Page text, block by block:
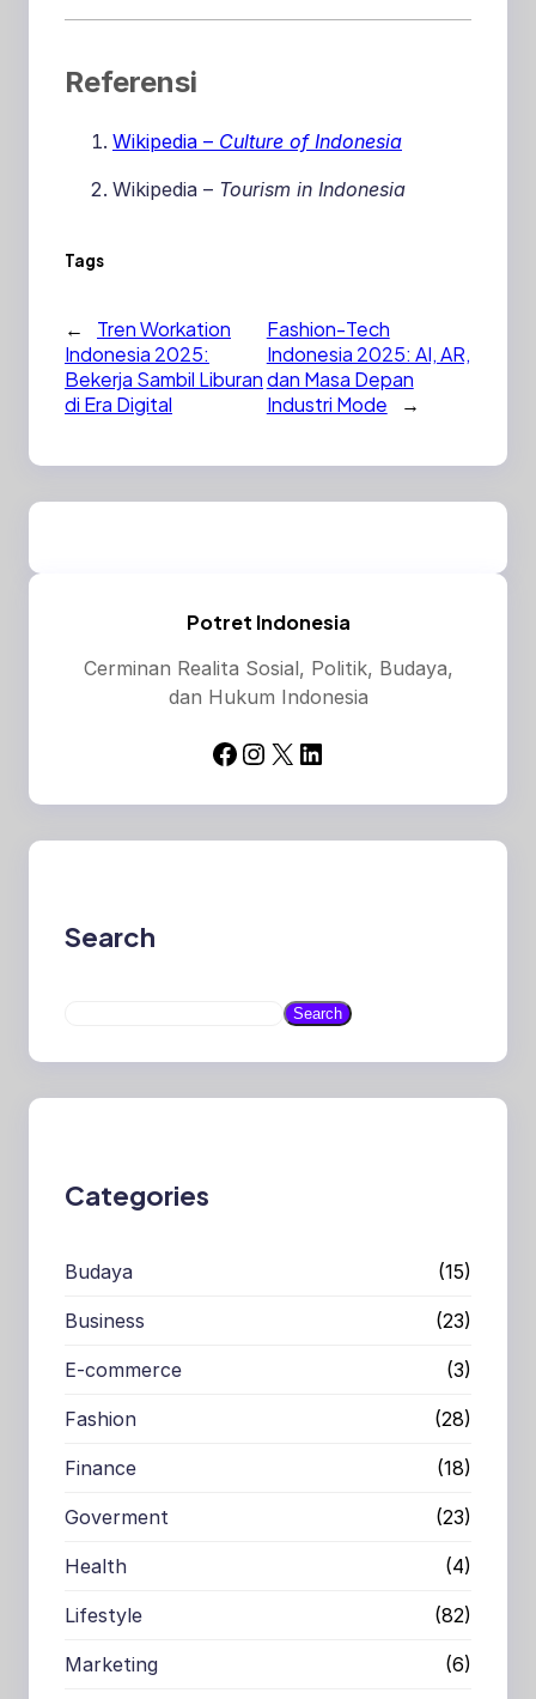
Referensi
Wikipedia – Culture of Indonesia
Wikipedia – Tourism in Indonesia
Tags
←
Tren Workation
Indonesia 2025:
Bekerja Sambil Liburan
di Era Digital
Fashion-Tech
Indonesia 2025: AI, AR,
dan Masa Depan
Industri Mode
→
Potret Indonesia
Cerminan Realita Sosial, Politik, Budaya,
dan Hukum Indonesia
Facebook Instagram X LinkedIn
Search
a
Search
Categories
Budaya (15)
Business (23)
E-commerce (3)
Fashion (28)
Finance (18)
Goverment (23)
Health (4)
Lifestyle (82)
Marketing (6)